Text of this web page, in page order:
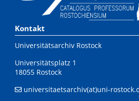
Kontakt
Universitätsarchiv Rostock
Universitätsplatz 1
18055 Rostock
universitaetsarchiv(at)uni-